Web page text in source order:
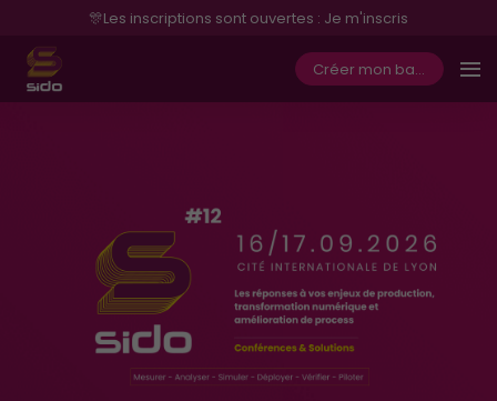
🎊Les inscriptions sont ouvertes : Je m'inscris
Créer mon badge